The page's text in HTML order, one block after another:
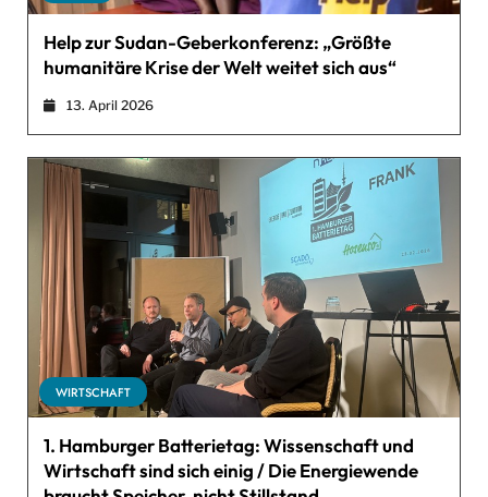
Help zur Sudan-Geberkonferenz: „Größte
humanitäre Krise der Welt weitet sich aus“
13. April 2026
WIRTSCHAFT
1. Hamburger Batterietag: Wissenschaft und
Wirtschaft sind sich einig / Die Energiewende